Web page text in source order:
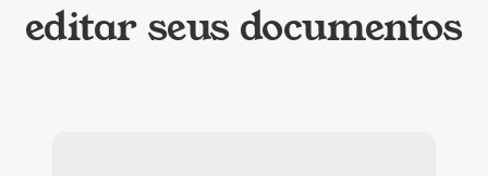
editar seus documentos